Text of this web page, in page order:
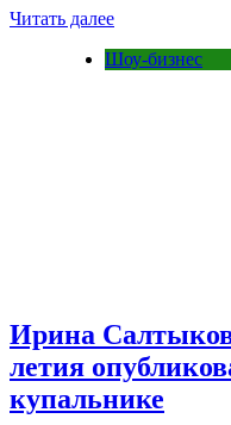
Читать далее
Шоу-бизнес
Ирина
летия
купальнике